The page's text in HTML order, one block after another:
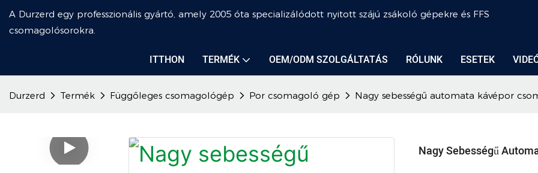
A Durzerd egy professzionális gyártó, amely 2005 óta specializálódott nyitott szájú zsákoló gépekre és FFS
csomagolósorokra.
ITTHON TERMÉK OEM/ODM SZOLGÁLTATÁS RÓLUNK ESETEK
Durzerd Termék Függőleges csomagológép Por csomagoló gép Nagy sebességű automata kávépor
Nagy Sebességű